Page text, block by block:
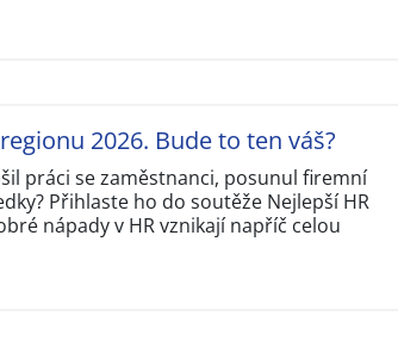
2026. Bude to ten váš?
práci se zaměstnanci, posunul firemní
Přihlaste ho do soutěže Nejlepší HR
nápady v HR vznikají napříč celou